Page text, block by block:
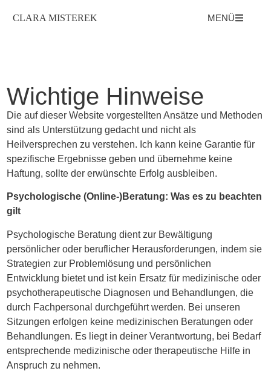
CLARA MISTEREK MENÜ
Wichtige Hinweise
Die auf dieser Website vorgestellten Ansätze und Methoden
sind als Unterstützung gedacht und nicht als
Heilversprechen zu verstehen. Ich kann keine Garantie für
spezifische Ergebnisse geben und übernehme keine
Haftung, sollte der erwünschte Erfolg ausbleiben.
Psychologische (Online-)Beratung: Was es zu beachten
gilt
Psychologische Beratung dient zur Bewältigung
persönlicher oder beruflicher Herausforderungen, indem sie
Strategien zur Problemlösung und persönlichen
Entwicklung bietet und ist kein Ersatz für medizinische oder
psychotherapeutische Diagnosen und Behandlungen, die
durch Fachpersonal durchgeführt werden. Bei unseren
Sitzungen erfolgen keine medizinischen Beratungen oder
Behandlungen. Es liegt in deiner Verantwortung, bei Bedarf
entsprechende medizinische oder therapeutische Hilfe in
Anspruch zu nehmen.